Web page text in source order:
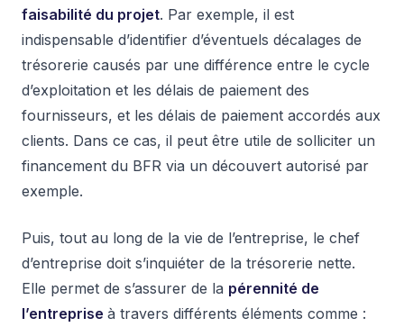
faisabilité du projet. Par exemple, il est
indispensable d’identifier d’éventuels décalages de
trésorerie causés par une différence entre le cycle
d’exploitation et les délais de paiement des
fournisseurs, et les délais de paiement accordés aux
clients. Dans ce cas, il peut être utile de solliciter un
financement du BFR via un découvert autorisé par
exemple.
Puis, tout au long de la vie de l’entreprise, le chef
d’entreprise doit s’inquiéter de la trésorerie nette.
Elle permet de s’assurer de la pérennité de
l’entreprise à travers différents éléments comme :